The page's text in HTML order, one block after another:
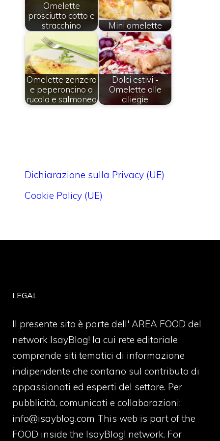
Omelette
prosciutto cotto e
stracchino
Mini omelette
Omelette zenzero
e peperoncino o
rucola e salmonea
Dolci estivi -
Omelette alle
ciliegie
Dichiarazione sulla Privacy (UE)
Cookie Policy (UE)
LEGAL
Il presente sito è parte dell' AREA FOOD del
network IsayBlog! la cui rete editoriale
comprende siti tematici di informazione
indipendente che contano sul contributo di
appassionati ed esperti del settore. Per
pubblicità, comunicati e collaborazioni:
info@isayblog.com This web is part of the
FOOD inside the IsayBlog! network. For